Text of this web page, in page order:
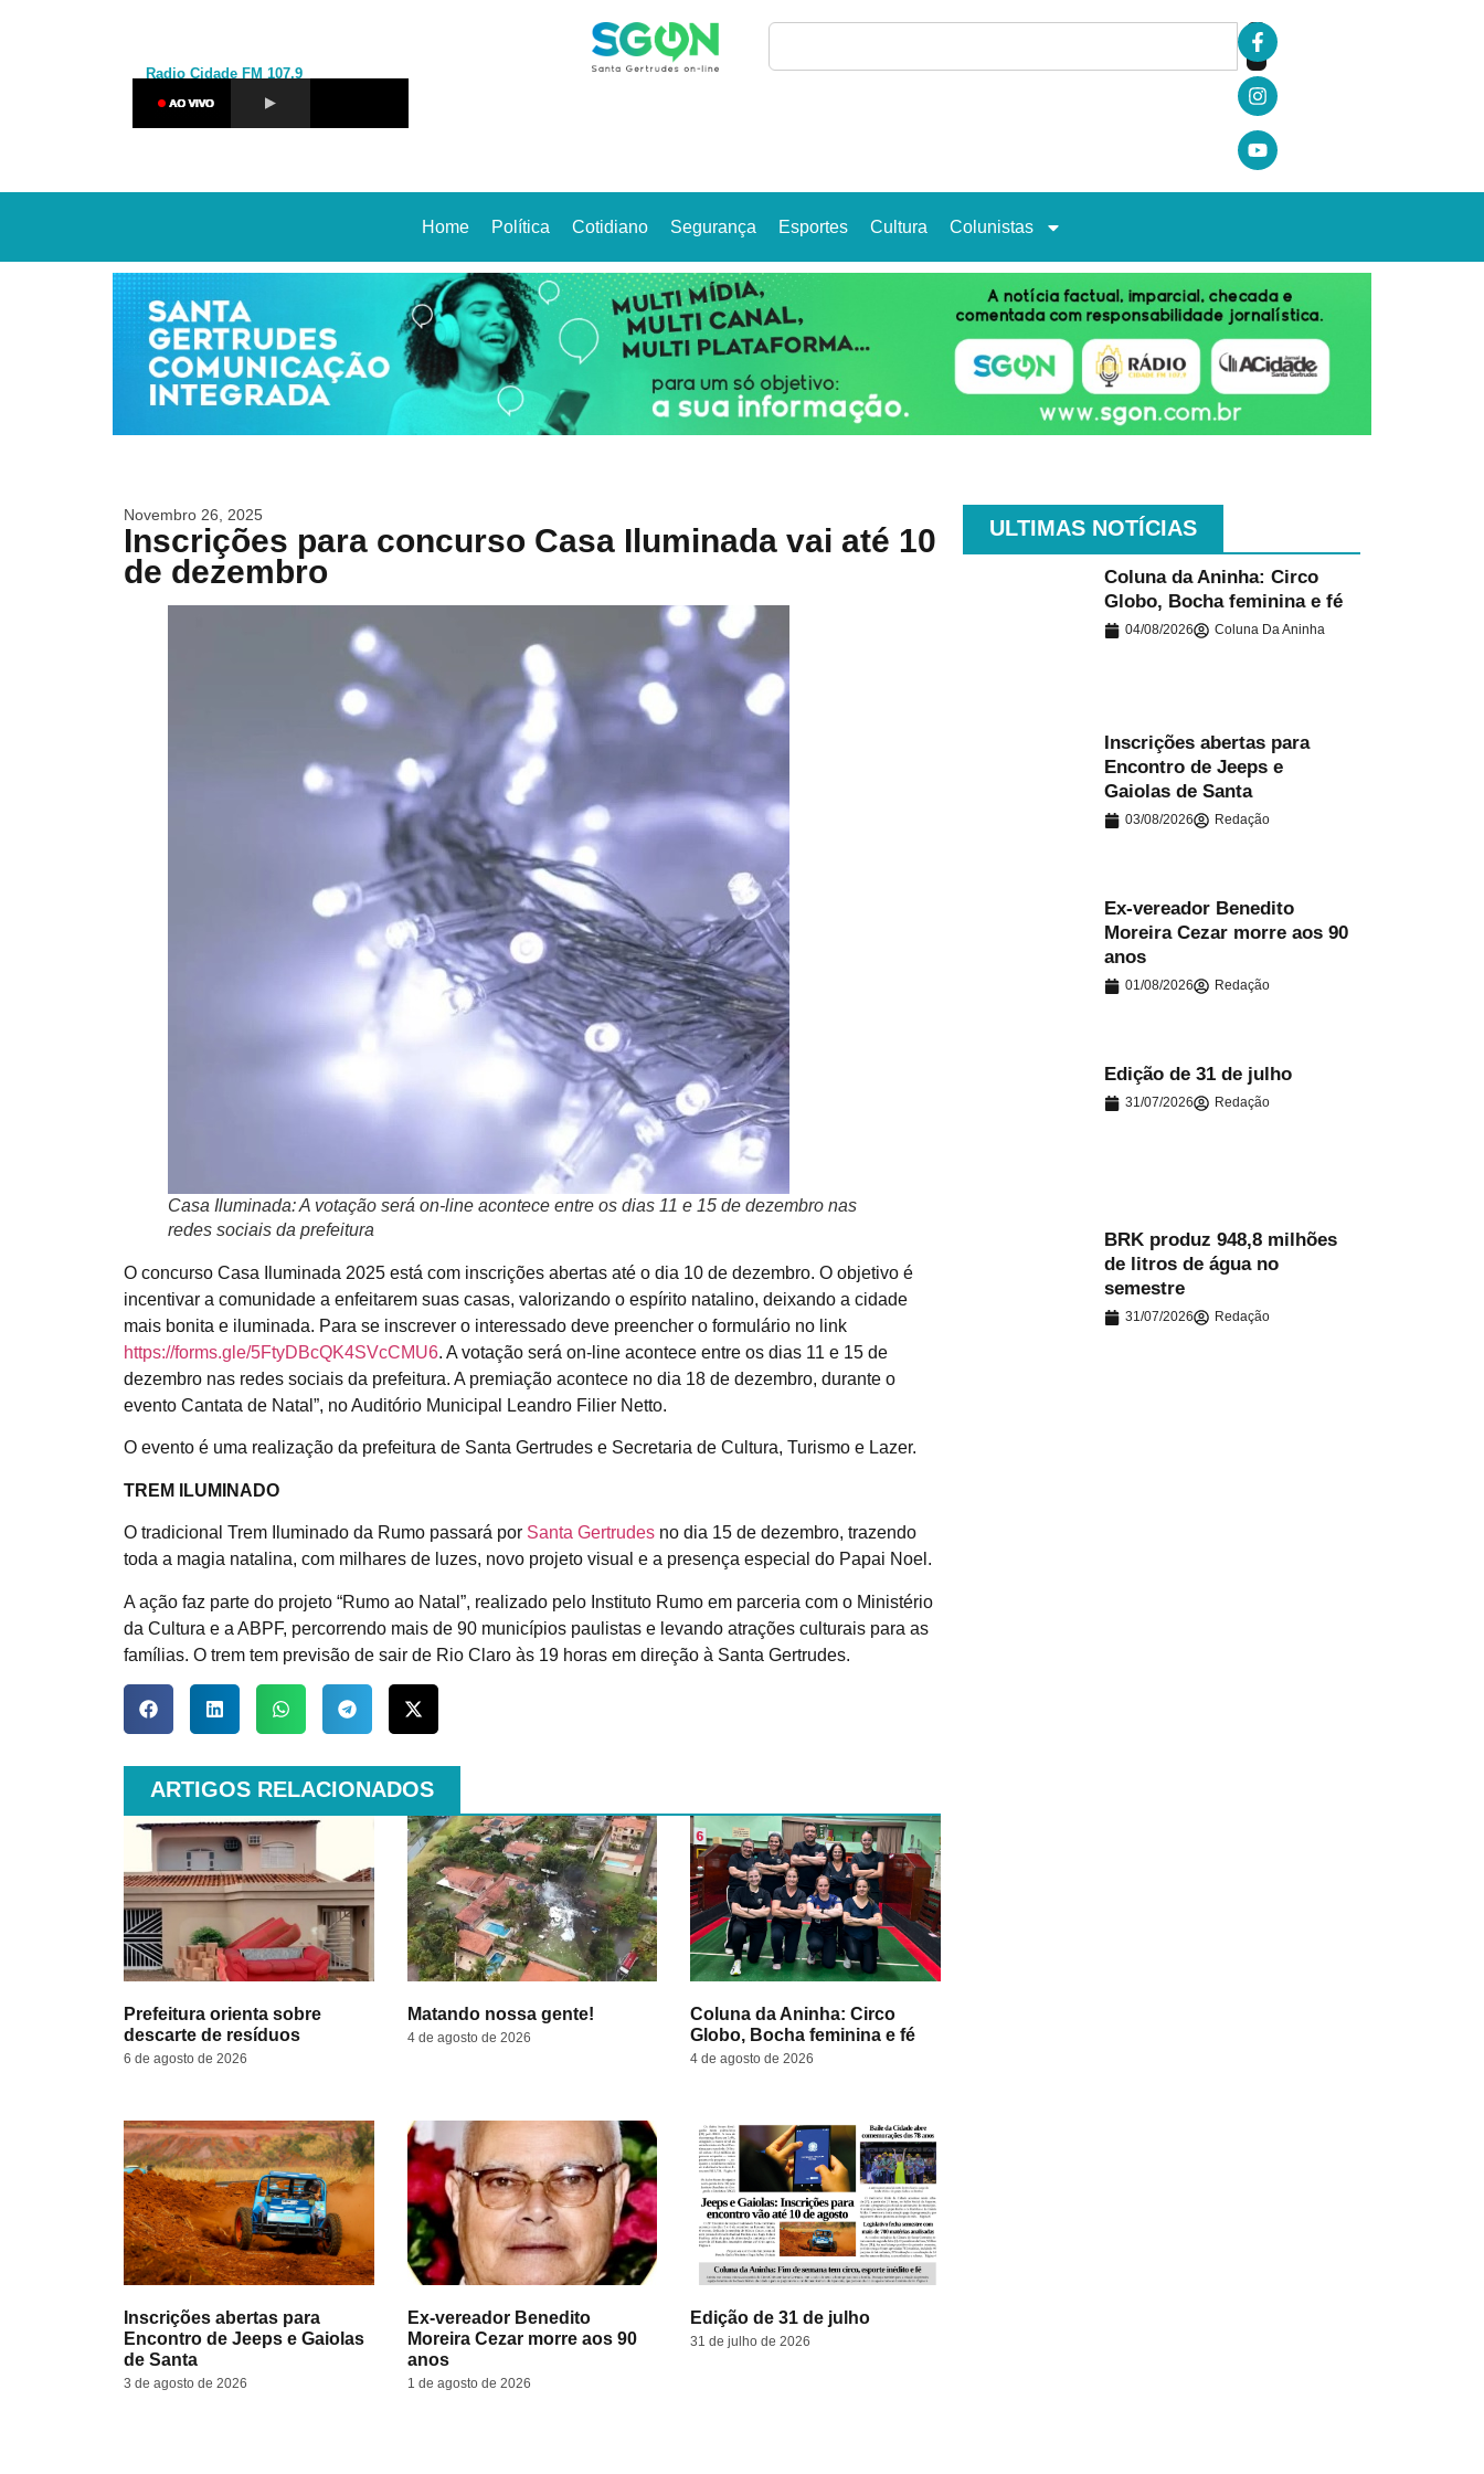
Radio Cidade FM 107,9
Home Política Cotidiano Segurança Esportes Cultura Colunistas
Novembro 26, 2025
Inscrições para concurso Casa Iluminada vai até 10
de dezembro
Casa Iluminada: A votação será on-line acontece entre os dias 11 e 15 de dezembro nas
redes sociais da prefeitura
O concurso Casa Iluminada 2025 está com inscrições abertas até o dia 10 de dezembro. O objetivo é
incentivar a comunidade a enfeitarem suas casas, valorizando o espírito natalino, deixando a cidade
mais bonita e iluminada. Para se inscrever o interessado deve preencher o formulário no link
https://forms.gle/5FtyDBcQK4SVcCMU6. A votação será on-line acontece entre os dias 11 e 15 de
dezembro nas redes sociais da prefeitura. A premiação acontece no dia 18 de dezembro, durante o
evento Cantata de Natal”, no Auditório Municipal Leandro Filier Netto.
O evento é uma realização da prefeitura de Santa Gertrudes e Secretaria de Cultura, Turismo e Lazer.
TREM ILUMINADO
O tradicional Trem Iluminado da Rumo passará por Santa Gertrudes no dia 15 de dezembro, trazendo
toda a magia natalina, com milhares de luzes, novo projeto visual e a presença especial do Papai Noel.
A ação faz parte do projeto “Rumo ao Natal”, realizado pelo Instituto Rumo em parceria com o Ministério
da Cultura e a ABPF, percorrendo mais de 90 municípios paulistas e levando atrações culturais para as
famílias. O trem tem previsão de sair de Rio Claro às 19 horas em direção à Santa Gertrudes.
ARTIGOS RELACIONADOS
Prefeitura orienta sobre
descarte de resíduos
6 de agosto de 2026
Matando nossa gente!
4 de agosto de 2026
Coluna da Aninha: Circo
Globo, Bocha feminina e fé
4 de agosto de 2026
Inscrições abertas para
Encontro de Jeeps e Gaiolas
de Santa
3 de agosto de 2026
Ex-vereador Benedito
Moreira Cezar morre aos 90
anos
1 de agosto de 2026
Edição de 31 de julho
31 de julho de 2026
ULTIMAS NOTÍCIAS
Coluna da Aninha: Circo
Globo, Bocha feminina e fé
04/08/2026 Coluna Da Aninha
Inscrições abertas para
Encontro de Jeeps e
Gaiolas de Santa
03/08/2026 Redação
Ex-vereador Benedito
Moreira Cezar morre aos 90
anos
01/08/2026 Redação
Edição de 31 de julho
31/07/2026 Redação
BRK produz 948,8 milhões
de litros de água no
semestre
31/07/2026 Redação